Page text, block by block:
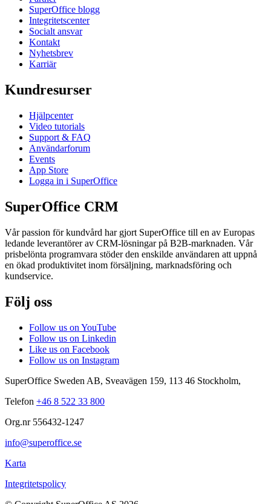
SuperOffice blogg
Integritetscenter
Socialt ansvar
Kontakt
Nyhetsbrev
Karriär
Kundresurser
Hjälpcenter
Video tutorials
Support & FAQ
Användarforum
Events
App Store
Logga in i SuperOffice
SuperOffice CRM
Vår passion för kundvård har gjort SuperOffice till en av Europas
ledande leverantörer av CRM-lösningar på B2B-marknaden. Vår
prisbelönta programvara stöder den enskilde användaren att uppnå
en ökad produktivitet inom försäljning, marknadsföring och
kundservice.
Följ oss
Follow us on YouTube
Follow us on Linkedin
Like us on Facebook
Follow us on Instagram
SuperOffice Sweden AB, Sveavägen 159, 113 46 Stockholm,
Telefon +46 8 522 33 800
Org.nr 556432-1247
info@superoffice.se
Karta
Integritetspolicy